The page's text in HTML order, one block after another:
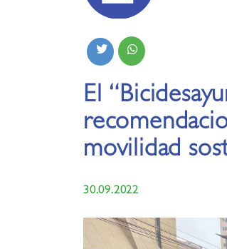
El
movilidad
30.09.2022